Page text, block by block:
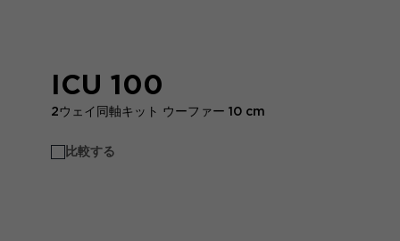
ICU 100
2ウェイ同軸キット ウーファー 10 cm
比較する